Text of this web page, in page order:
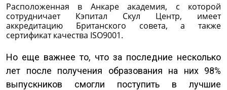
Расположенная в Анкаре академия, с которой
сотрудничает Кэпитал Скул Центр, имеет
аккредитацию Британского совета, а также
сертификат качества ISO9001.
Но еще важнее то, что за последние несколько
лет после получения образования на них 98%
выпускников смогли поступить в лучшие